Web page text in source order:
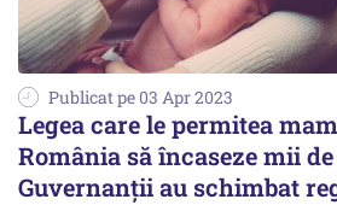
Publicat pe 03 Apr 2023
Legea care le permitea
România să încaseze mii
Guvernanții au schimbat